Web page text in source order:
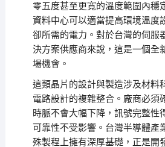
零五度甚至更寬的溫度範圍內穩
資料中心可以適當提高環境溫度
卻所需的電力。對於台灣的伺服
決方案供應商來說，這是一個全
場機會。
這類晶片的設計與製造涉及材料
電路設計的複雜整合。廠商必須
時脈不會大幅下降，訊號完整性
可靠性不受影響。台灣半導體產
殊製程上擁有深厚基礎，正是開